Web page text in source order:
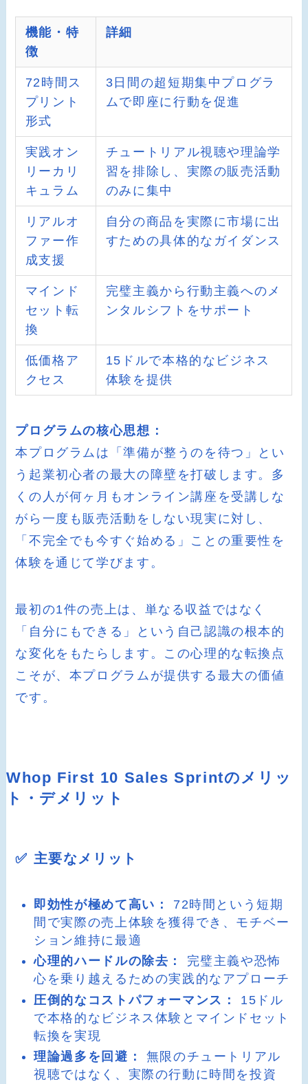
機能・特
徴
詳細
72時間ス
プリント
形式
3日間の超短期集中プログラ
ムで即座に行動を促進
実践オン
リーカリ
キュラム
チュートリアル視聴や理論学
習を排除し、実際の販売活動
のみに集中
リアルオ
ファー作
成支援
自分の商品を実際に市場に出
すための具体的なガイダンス
マインド
セット転
換
完璧主義から行動主義へのメ
ンタルシフトをサポート
低価格ア
クセス
15ドルで本格的なビジネス
体験を提供
プログラムの核心思想：
本プログラムは「準備が整うのを待つ」とい
う起業初心者の最大の障壁を打破します。多
くの人が何ヶ月もオンライン講座を受講しな
がら一度も販売活動をしない現実に対し、
「不完全でも今すぐ始める」ことの重要性を
体験を通じて学びます。
最初の1件の売上は、単なる収益ではなく
「自分にもできる」という自己認識の根本的
な変化をもたらします。この心理的な転換点
こそが、本プログラムが提供する最大の価値
です。
Whop First 10 Sales Sprintのメリッ
ト・デメリット
✅ 主要なメリット
即効性が極めて高い：
72時間という短期
間で実際の売上体験を獲得でき、モチベー
ション維持に最適
心理的ハードルの除去：
完璧主義や恐怖
心を乗り越えるための実践的なアプローチ
圧倒的なコストパフォーマンス：
15ドル
で本格的なビジネス体験とマインドセット
転換を実現
理論過多を回避：
無限のチュートリアル
視聴ではなく、実際の行動に時間を投資